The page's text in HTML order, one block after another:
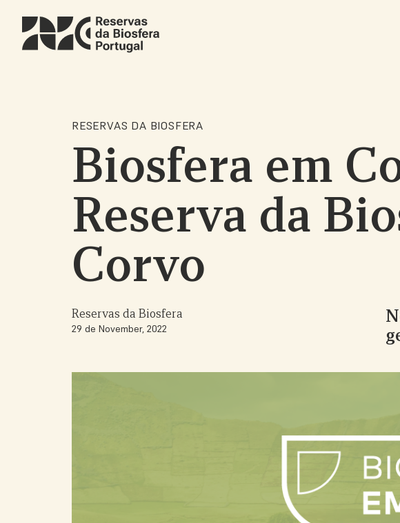
main
RESERVAS DA BIOSFERA
Biosfera em
Reserva da
Corvo
Reservas da Biosfera
29 de November, 2022